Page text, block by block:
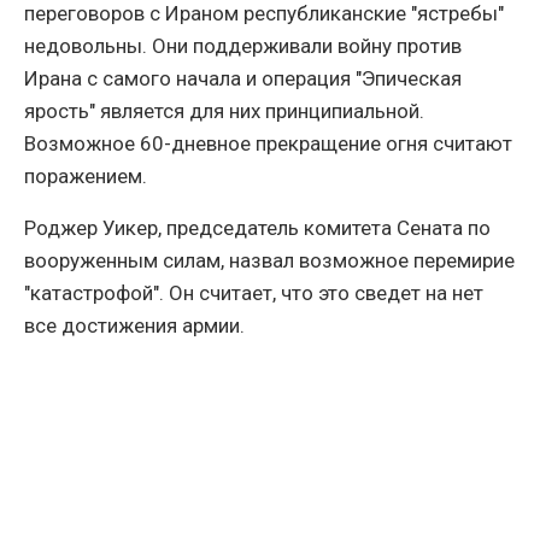
переговоров с Ираном республиканские "ястребы"
недовольны. Они поддерживали войну против
Ирана с самого начала и операция "Эпическая
ярость" является для них принципиальной.
Возможное 60-дневное прекращение огня считают
поражением.
Роджер Уикер, председатель комитета Сената по
вооруженным силам, назвал возможное перемирие
"катастрофой". Он считает, что это сведет на нет
все достижения армии.